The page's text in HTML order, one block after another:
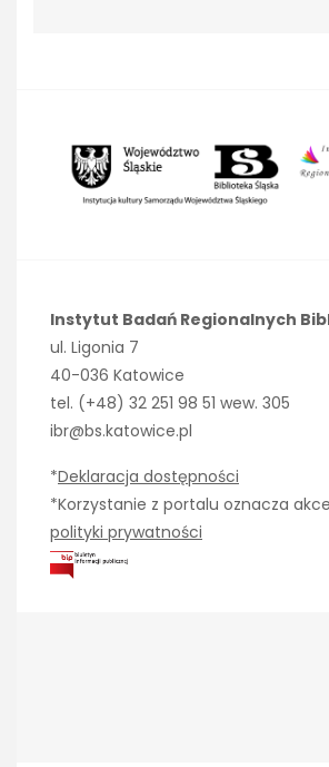
Instytut Badań Regionalnych
ul. Ligonia 7
40-036 Katowice
tel. (+48) 32 251 98 51 wew. 305
ibr@bs.katowice.pl
*Deklaracja dostępności
*Korzystanie z portalu oznacza
polityki prywatności